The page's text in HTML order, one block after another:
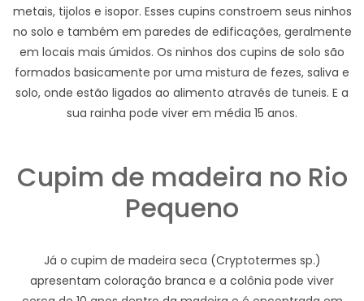
metais, tijolos e isopor. Esses cupins constroem seus ninhos
no solo e também em paredes de edificações, geralmente
em locais mais úmidos. Os ninhos dos cupins de solo são
formados basicamente por uma mistura de fezes, saliva e
solo, onde estão ligados ao alimento através de tuneis. E a
sua rainha pode viver em média 15 anos.
Cupim de madeira no Rio
Pequeno
Já o cupim de madeira seca (Cryptotermes sp.)
apresentam coloração branca e a colônia pode viver